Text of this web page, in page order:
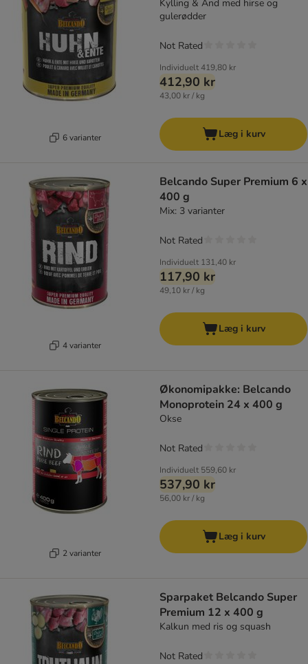
6 varianter
Kylling & And med hirse og
gulerødder
Individuelt419,80 kr
412,90 kr
43,00 kr / kg
Not Rated
Læg i kurv
4 varianter
Belcando Super Premium 6 x
400 g
Mix: 3 varianter
Individuelt 131,40 kr
117,90 kr
49,10 kr / kg
Not Rated
Læg i kurv
2 varianter
Økonomipakke: Belcando
Monoprotein 24 x 400 g
Okse
Individuelt 559,60 kr
537,90 kr
56,00 kr / kg
Not Rated
Læg i kurv
Sparpaket Belcando Super
Premium 12 x 400 g
Kalkun med ris og squash
Not Rated